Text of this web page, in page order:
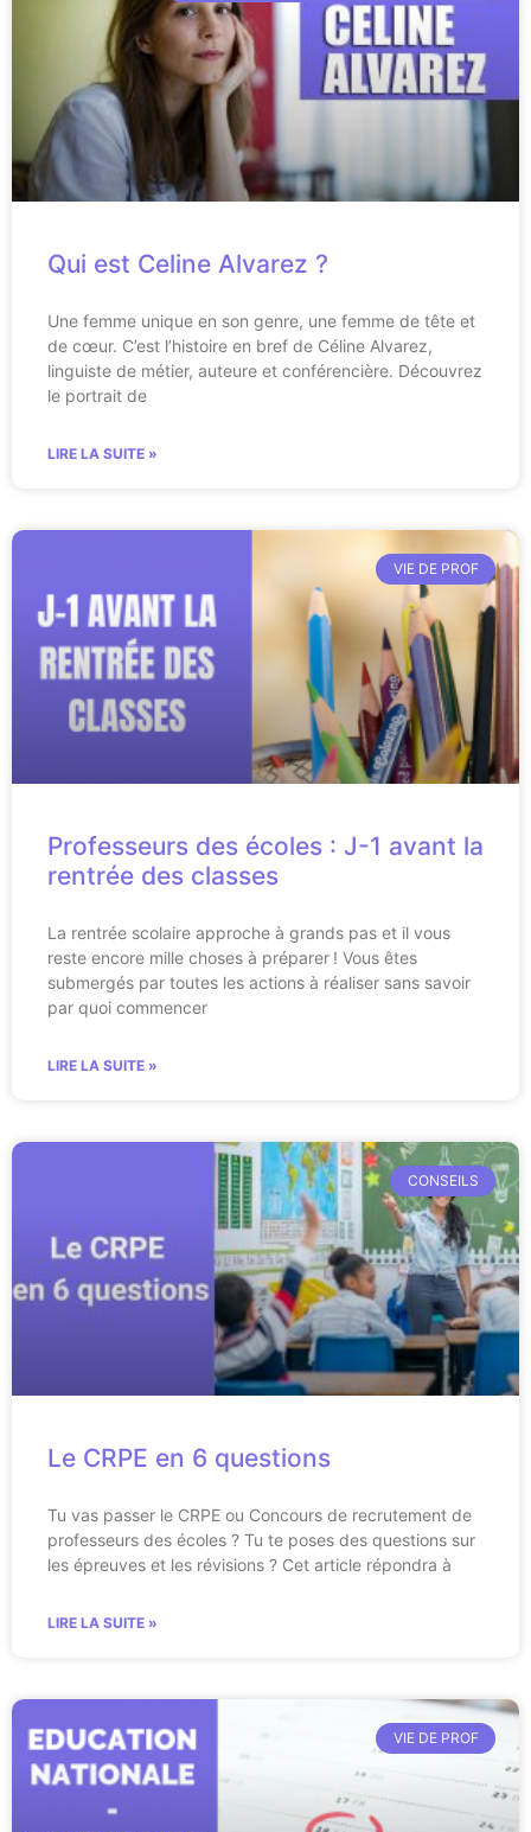
Qui est Celine Alvarez ?
Une femme unique en son genre, une femme de tête et
de cœur. C’est l’histoire en bref de Céline Alvarez,
linguiste de métier, auteure et conférencière. Découvrez
le portrait de
LIRE LA SUITE »
VIE DE PROF
Professeurs des écoles : J-1 avant la
rentrée des classes
La rentrée scolaire approche à grands pas et il vous
reste encore mille choses à préparer ! Vous êtes
submergés par toutes les actions à réaliser sans savoir
par quoi commencer
LIRE LA SUITE »
CONSEILS
Le CRPE en 6 questions
Tu vas passer le CRPE ou Concours de recrutement de
professeurs des écoles ? Tu te poses des questions sur
les épreuves et les révisions ? Cet article répondra à
LIRE LA SUITE »
VIE DE PROF